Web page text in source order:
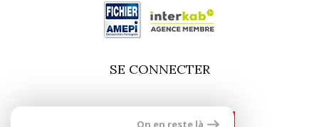
SE CONNECTER
On en reste là